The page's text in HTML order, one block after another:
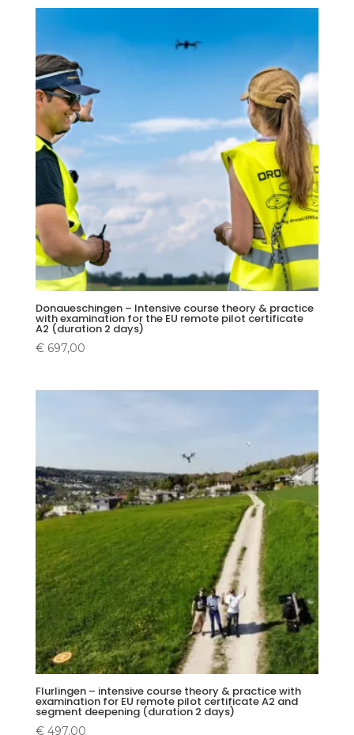
Donaueschingen – Intensive course theory & practice
with examination for the EU remote pilot certificate
A2 (duration 2 days)
€697,00
Flurlingen – intensive course theory & practice with
examination for EU remote pilot certificate A2 and
segment deepening (duration 2 days)
€497,00